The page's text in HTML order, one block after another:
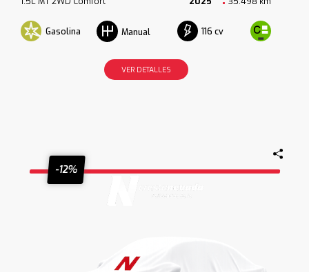
Gasolina Manual 116 cv
VER DETALLES
-12%